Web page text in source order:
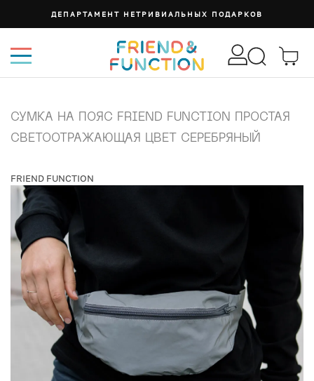
ДЕПАРТАМЕНТ НЕТРИВИАЛЬНЫХ ПОДАРКОВ
СУМКА НА ПОЯС FRIEND FUNCTION ПРОСТАЯ
СВЕТООТРАЖАЮЩАЯ ЦВЕТ СЕРЕБРЯНЫЙ
FRIEND FUNCTION